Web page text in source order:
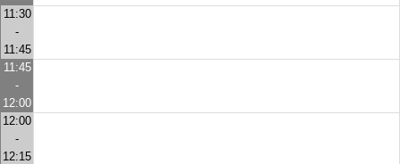
11:30
-
11:45
11:45
-
12:00
12:00
-
12:15